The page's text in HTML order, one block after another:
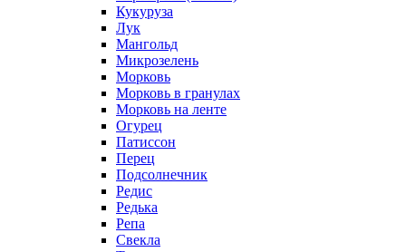
Кукуруза
Лук
Мангольд
Микрозелень
Морковь
Морковь в гранулах
Морковь на ленте
Огурец
Патиссон
Перец
Подсолнечник
Редис
Редька
Репа
Свекла